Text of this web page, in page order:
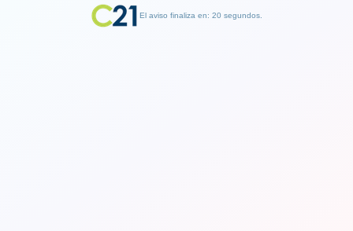
El aviso finaliza en: 19 segundos.